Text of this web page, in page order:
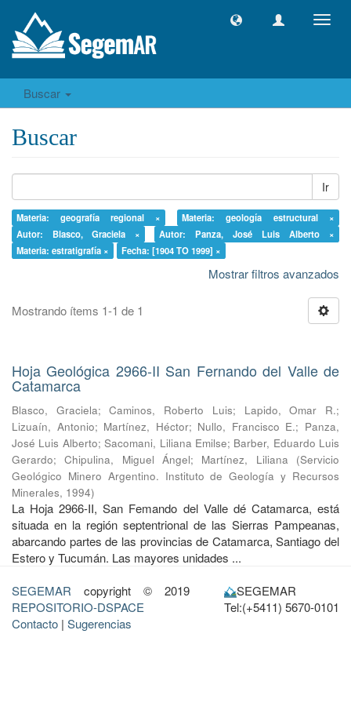
Buscar
Buscar
Ir
Materia: geografía regional ×
Materia: geología estructural ×
Autor: Blasco, Graciela ×
Autor: Panza, José Luis Alberto ×
Materia: estratigrafía ×
Fecha: [1904 TO 1999] ×
Mostrar filtros avanzados
Mostrando ítems 1-1 de 1
Hoja Geológica 2966-II San Fernando del Valle de
Catamarca
Blasco, Graciela;Caminos, Roberto Luis; Lapido, Omar R.;
Lizuaín, Antonio; Martínez, Héctor; Nullo, Francisco E.; Panza,
José Luis Alberto;Sacomani, Liliana Emilse; Barber, Eduardo Luis
Gerardo;Chipulina, Miguel Ángel; Martínez, Liliana (Servicio
Geológico Minero Argentino. Instituto de Geología y Recursos
Minerales, 1994)
La Hoja 2966-II, San Femando del Valle dé Catamarca, está
situada en la región septentrional de las Sierras Pampeanas,
abarcando partes de las provincias de Catamarca, Santiago del
Estero y Tucumán. Las mayores unidades ...
SEGEMAR copyright © 2019
REPOSITORIO-DSPACE
Contacto | Sugerencias
SEGEMAR
Tel:(+5411) 5670-0101